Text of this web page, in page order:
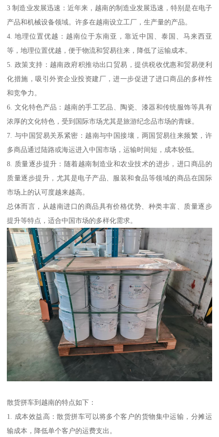
3 制造业发展迅速：近年来，越南的制造业发展迅速，特别是在电子
产品和机械设备领域。许多在越南设立工厂，生产量的产品。
4. 地理位置优越：越南位于东南亚，靠近中国、泰国、马来西亚
等，地理位置优越，便于物流和贸易往来，降低了运输成本。
5. 政策支持：越南政府积推动出口贸易，提供税收优惠和贸易便利
化措施，吸引外资企业投资建厂，进一步促进了进口商品的多样性
和竞争力。
6. 文化特色产品：越南的手工艺品、陶瓷、漆器和传统服饰等具有
浓厚的文化特色，受到国际市场尤其是旅游纪念品市场的青睐。
7. 与中国贸易关系紧密：越南与中国接壤，两国贸易往来频繁，许
多商品通过陆路或海运进入中国市场，运输时间短，成本较低。
8. 质量逐步提升：随着越南制造业和农业技术的进步，进口商品的
质量逐步提升，尤其是电子产品、服装和食品等领域的商品在国际
市场上的认可度越来越高。
总体而言，从越南进口的商品具有价格优势、种类丰富、质量逐步
提升等特点，适合中国市场的多样化需求。
散货拼车到越南的特点如下：
1. 成本效益高：散货拼车可以将多个客户的货物集中运输，分摊运
输成本，降低单个客户的运费支出。